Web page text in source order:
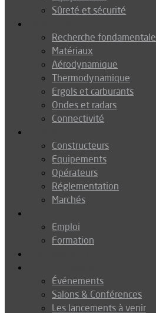
Sûreté et sécurité
Recherche fondamentale
Matériaux
Aérodynamique
Thermodynamique
Ergols et carburants
Ondes et radars
Connectivité
Constructeurs
Equipements
Opérateurs
Réglementation
Marchés
Emploi
Formation
Événements
Salons & Conférences
Les lancements à venir